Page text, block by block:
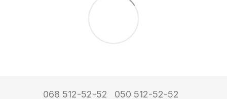
068 512-52-52 050 512-52-52